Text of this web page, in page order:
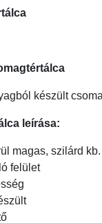
készült
leírása:
magas, szilárd
felület